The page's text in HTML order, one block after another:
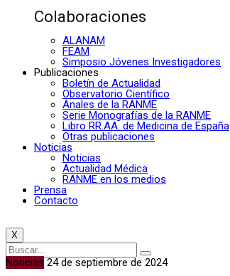
Colaboraciones
ALANAM
FEAM
Simposio Jóvenes Investigadores
Publicaciones
Boletín de Actualidad
Observatorio Científico
Anales de la RANME
Serie Monografías de la RANME
Libro RR.AA. de Medicina de España
Otras publicaciones
Noticias
Noticias
Actualidad Médica
RANME en los medios
Prensa
Contacto
X
Noticias 24 de septiembre de 2024